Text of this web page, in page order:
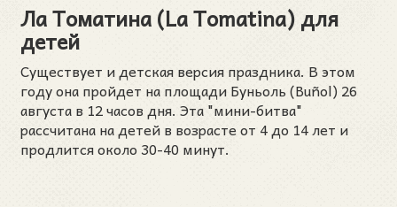
Ла Томатина (La Tomatina) для
детей
Существует и детская версия праздника. В этом
году она пройдет на площади Буньоль (Buñol) 26
августа в 12 часов дня. Эта "мини-битва"
рассчитана на детей в возрасте от 4 до 14 лет и
продлится около 30-40 минут.